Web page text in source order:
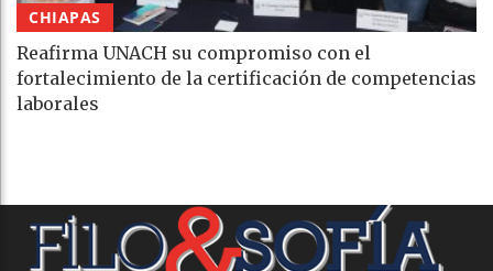
CHIAPAS
Reafirma UNACH su compromiso con el
fortalecimiento de la certificación de competencias
laborales